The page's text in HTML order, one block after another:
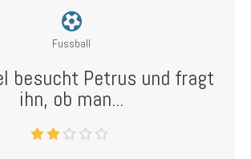
Fussball
besucht Petrus und fragt
ihn, ob man...